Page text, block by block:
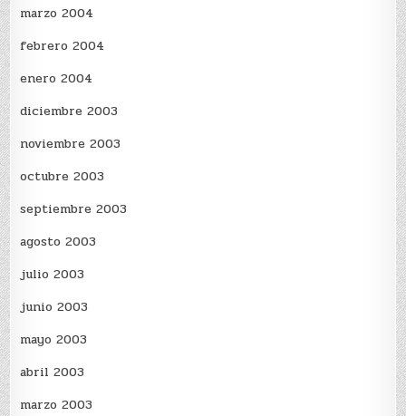
marzo 2004
febrero 2004
enero 2004
diciembre 2003
noviembre 2003
octubre 2003
septiembre 2003
agosto 2003
julio 2003
junio 2003
mayo 2003
abril 2003
marzo 2003